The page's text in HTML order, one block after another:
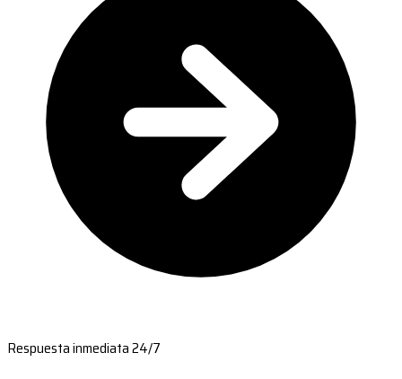
Respuesta inmediata 24/7